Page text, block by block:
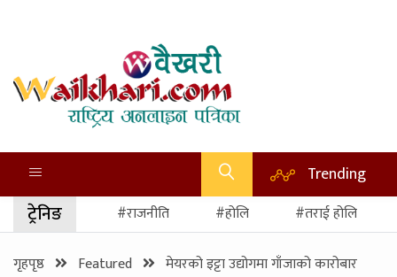
Trending
ट्रेनिङ #राजनीति #होलि #तराई होलि
गृहपृष्ठ Featured मेयरको इट्टा उद्योगमा गाँजाको कारोबार